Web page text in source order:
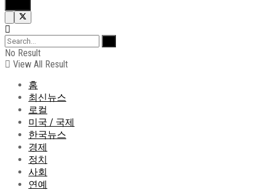
No Result
View All Result
홈
최신뉴스
로컬
미국 / 국제
한국뉴스
경제
정치
사회
연예